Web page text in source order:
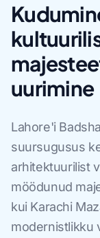
uurimine
Lahore'i
suursugusus
arhitektuurilist
möödunud
kui Karachi
modernistlikku